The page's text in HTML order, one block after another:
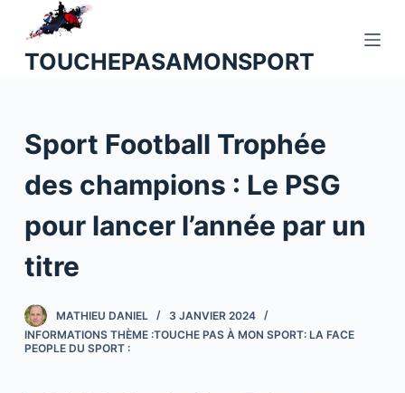
u
n
n
u
TOUCHEPASAMONSPORT
Sport Football Trophée
des champions : Le PSG
pour lancer l’année par un
titre
MATHIEU DANIEL
3 JANVIER 2024
INFORMATIONS THÈME :TOUCHE PAS À MON SPORT: LA FACE
PEOPLE DU SPORT :